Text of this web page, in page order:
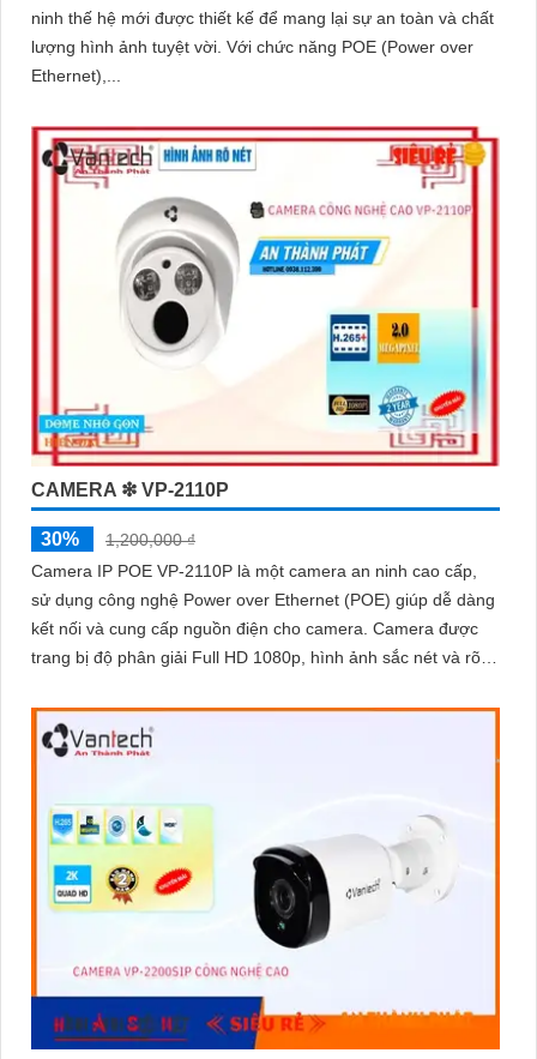
ninh thế hệ mới được thiết kế để mang lại sự an toàn và chất
lượng hình ảnh tuyệt vời. Với chức năng POE (Power over
Ethernet),...
CAMERA ❇ VP-2110P
30%
1,200,000 ₫
Camera IP POE VP-2110P là một camera an ninh cao cấp,
sử dụng công nghệ Power over Ethernet (POE) giúp dễ dàng
kết nối và cung cấp nguồn điện cho camera. Camera được
trang bị độ phân giải Full HD 1080p, hình ảnh sắc nét và rõ